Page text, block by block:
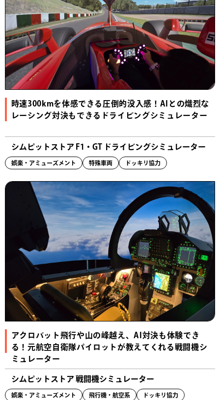
時速300kmを体感できる圧倒的没入感！AIとの熾烈な
レーシング対決もできるドライビングシミュレーター
シムピットストア F1・GT ドライビングシミュレーター
娯楽・アミューズメント 特殊車両 ドッキリ協力
アクロバット飛行や山の峰越え、AI対決も体験でき
る！元航空自衛隊パイロットが教えてくれる戦闘機シ
ミュレーター
シムピットストア 戦闘機シミュレーター
娯楽・アミューズメント 飛行機・航空系 ドッキリ協力